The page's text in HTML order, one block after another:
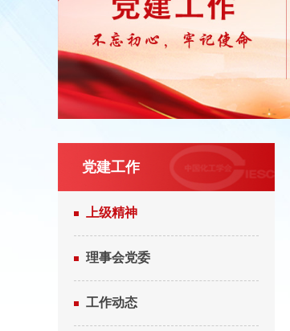
党建工作
上级精神
理事会党委
工作动态